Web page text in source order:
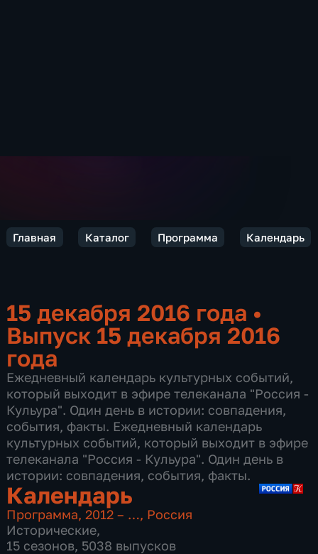
Главная Каталог Программа Календарь
15 декабря 2016 года •
Выпуск 15 декабря 2016
года
Ежедневный календарь культурных событий,
который выходит в эфире телеканала "Россия -
Кульура". Один день в истории: совпадения,
события, факты. Ежедневный календарь
культурных событий, который выходит в эфире
телеканала "Россия - Кульура". Один день в
истории: совпадения, события, факты.
Календарь
Программа,2012 – …, Россия
Исторические,
15 сезонов, 5038 выпусков